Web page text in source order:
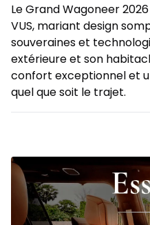
Le Grand Wagoneer
VUS, mariant design
souveraines et
extérieure et son
confort exceptionnel et
quel que soit le trajet.